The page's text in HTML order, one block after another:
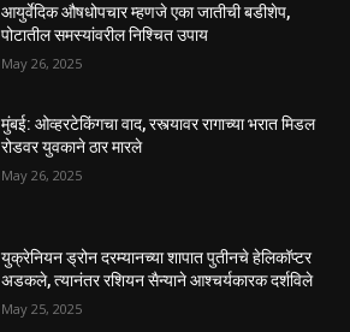
आयुर्वेदिक औषधोपचार म्हणजे एका जातीची बडीशेप,
पोटातील समस्यांवरील निश्चित उपाय
May 26, 2025
मुंबई: ओव्हरटेकिंगचा वाद, रस्त्यावर रागाच्या भरात मिडल
रोडवर युवकाने ठार मारले
May 26, 2025
युक्रेनियन ड्रोन दरम्यानच्या शापात पुतीनचे हेलिकॉप्टर
अडकले, त्यानंतर रशियन सैन्याने आश्चर्यकारक दर्शविले
May 25, 2025